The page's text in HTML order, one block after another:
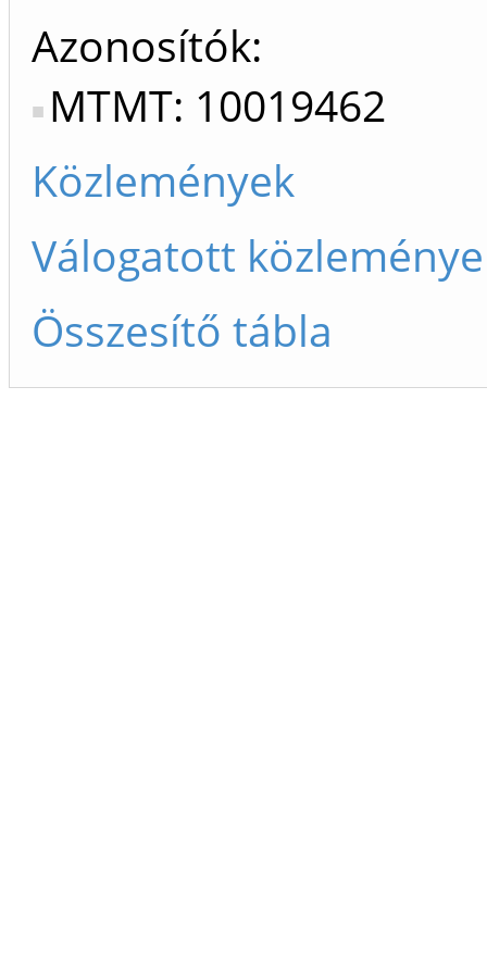
Azonosítók
MTMT: 10019462
Közlemények
Válogatott
Összesítő tábla